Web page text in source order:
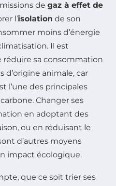
de gaz à effet de
l’isolation de son
moins d’énergie
Il est
sa consommation
animale, car
l’une des principales
Changer ses
en adoptant des
ou en réduisant le
d’autres moyens
impact écologique.
que ce soit trier ses